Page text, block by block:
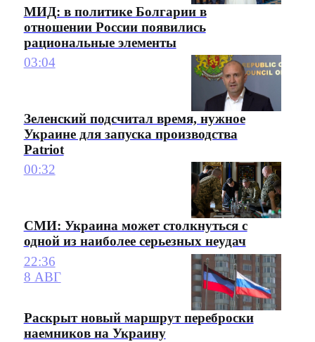
МИД: в политике Болгарии в
отношении России появились
рациональные элементы
03:04
Зеленский подсчитал время, нужное
Украине для запуска производства
Patriot
00:32
СМИ: Украина может столкнуться с
одной из наиболее серьезных неудач
22:36
8 АВГ
Раскрыт новый маршрут переброски
наемников на Украину